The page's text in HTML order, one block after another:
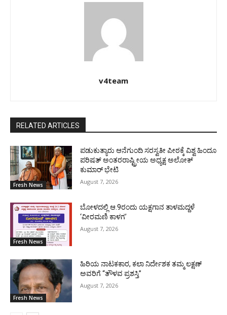
v4team
RELATED ARTICLES
Fresh News
ಪಡುಕುತ್ಯಾರು ಆನೆಗುಂದಿ ಸರಸ್ವತೀ ಪೀಠಕ್ಕೆ ವಿಶ್ವ ಹಿಂದೂ
ಪರಿಷತ್ ಅಂತರರಾಷ್ಟ್ರೀಯ ಅಧ್ಯಕ್ಷ ಅಲೋಕ್
ಕುಮಾರ್ ಭೇಟಿ
August 7, 2026
Fresh News
ಬೋಳದಲ್ಲಿ ಆ.9ರಂದು ಯಕ್ಷಗಾನ ತಾಳಮದ್ದಳೆ
‘ವೀರಮಣಿ ಕಾಳಗ’
August 7, 2026
Fresh News
ಹಿರಿಯ ನಾಟಕಕಾರ, ಕಲಾ ನಿರ್ದೇಶಕ ತಮ್ಮ ಲಕ್ಷಣ್
ಅವರಿಗೆ “ತೌಳವ ಪ್ರಶಸ್ತಿ”
August 7, 2026